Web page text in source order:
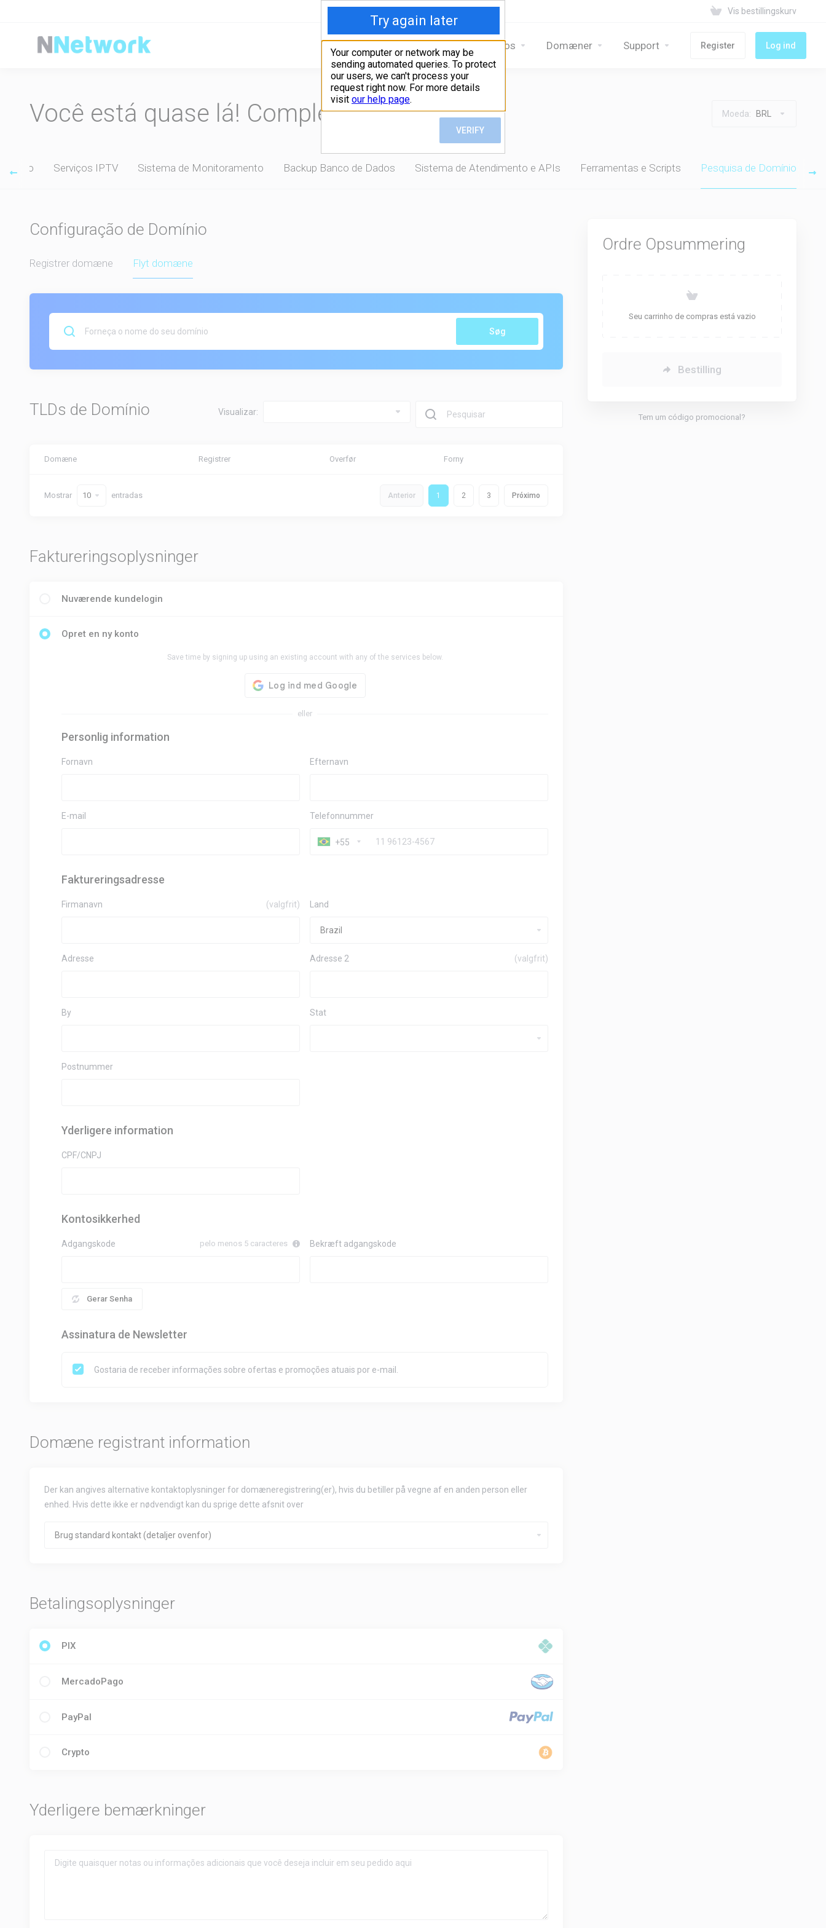
Vis bestillingskurv
Home Serviços Domæner Support Register Log ind
Você está quase lá! Complete seu pedido Moeda: BRL
Pro Serviços IPTV Sistema de Monitoramento Backup Banco de Dados Sistema de Atendimento e APIs Ferramentas e Scripts Pesquisa de Domínio
Configuração de Domínio
Registrer domæne Flyt domæne
Søg
TLDs de Domínio Visualizar:
Domæne Registrer Overfør Forny
Mostrar entradas Anterior 1 2 3 Próximo
Faktureringsoplysninger
Nuværende kundelogin
Opret en ny konto
Save time by signing up using an existing account with any of the services below.
eller
Personlig information
Fornavn Efternavn
E-mail Telefonnummer
+55
Faktureringsadresse
Firmanavn (valgfrit) Land
Adresse Adresse 2 (valgfrit)
By Stat
Postnummer
Yderligere information
CPF/CNPJ
Kontosikkerhed
Adgangskode pelo menos 5 caracteres
Gerar Senha
Bekræft adgangskode
Assinatura de Newsletter
Gostaria de receber informações sobre ofertas e promoções atuais por e-mail.
Domæne registrant information
Der kan angives alternative kontaktoplysninger for domæneregistrering(er), hvis du betiller på vegne af en anden person eller
enhed. Hvis dette ikke er nødvendigt kan du sprige dette afsnit over
Betalingsoplysninger
PIX
MercadoPago
PayPal
Crypto
Yderligere bemærkninger
Ordre Opsummering
Seu carrinho de compras está vazio
Bestilling
Tem um código promocional?